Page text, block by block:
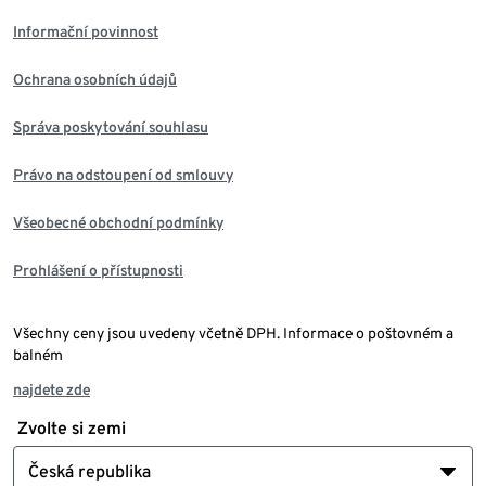
Informační povinnost
Ochrana osobních údajů
Správa poskytování souhlasu
Právo na odstoupení od smlouvy
Všeobecné obchodní podmínky
Prohlášení o přístupnosti
Všechny ceny jsou uvedeny včetně DPH. Informace o poštovném a
balném
najdete zde
Zvolte si zemi
Česká republika